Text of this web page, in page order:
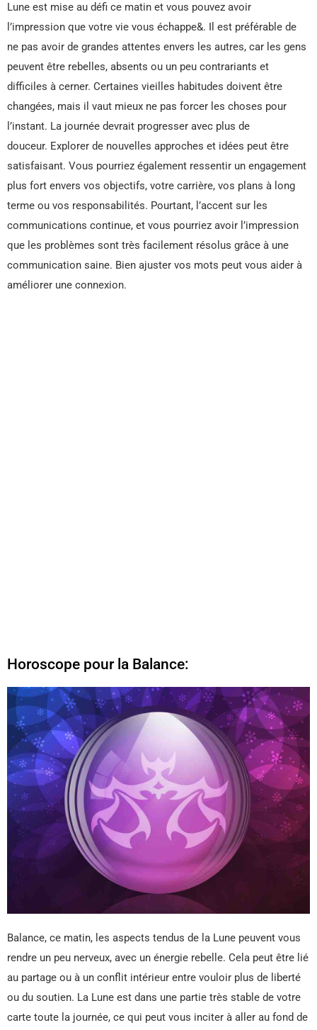
Lune est mise au défi ce matin et vous pouvez avoir
l’impression que votre vie vous échappe&. Il est préférable de
ne pas avoir de grandes attentes envers les autres, car les gens
peuvent être rebelles, absents ou un peu contrariants et
difficiles à cerner. Certaines vieilles habitudes doivent être
changées, mais il vaut mieux ne pas forcer les choses pour
l’instant. La journée devrait progresser avec plus de
douceur. Explorer de nouvelles approches et idées peut être
satisfaisant. Vous pourriez également ressentir un engagement
plus fort envers vos objectifs, votre carrière, vos plans à long
terme ou vos responsabilités. Pourtant, l’accent sur les
communications continue, et vous pourriez avoir l’impression
que les problèmes sont très facilement résolus grâce à une
communication saine. Bien ajuster vos mots peut vous aider à
améliorer une connexion.
Horoscope pour la Balance:
Balance, ce matin, les aspects tendus de la Lune peuvent vous
rendre un peu nerveux, avec un énergie rebelle. Cela peut être lié
au partage ou à un conflit intérieur entre vouloir plus de liberté
ou du soutien. La Lune est dans une partie très stable de votre
carte toute la journée, ce qui peut vous inciter à aller au fond de